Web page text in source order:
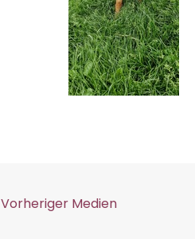
Vorheriger Medien